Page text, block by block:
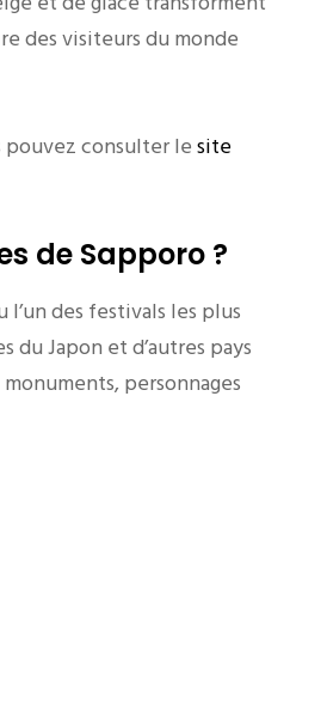
des visiteurs du monde
pouvez consulter lesite
de Sapporo ?
des festivals les plus
du Japon et d’autres pays
personnages